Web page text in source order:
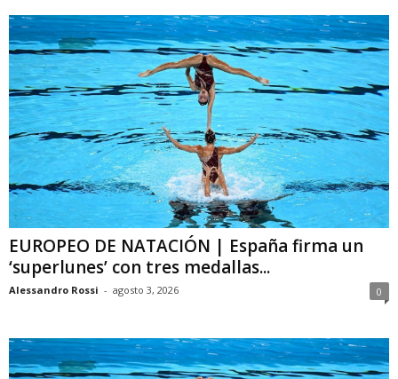
EUROPEO DE NATACIÓN | España firma un
‘superlunes’ con tres medallas...
Alessandro Rossi - agosto 3, 2026 0